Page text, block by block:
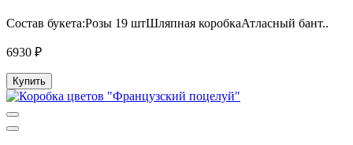
Состав букета:Розы 19 штШляпная коробкаАтласный бант..
6930 ₽
Купить